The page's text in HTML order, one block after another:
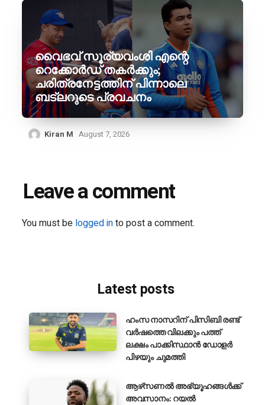
വൈഭവ് സൂര്യവംശി എന്റെ
റെക്കോർഡ് തകർക്കും;
ചരിത്രനേട്ടത്തിന് പിന്നാലെ
ബട്‌ലറുടെ പ്രവചനം
Kiran M August 7, 2026
Leave a comment
You must be logged into post a comment.
Latest posts
ഹംസ നാസറിന് പിസിബി രണ്ട്
വർഷത്തെ വിലക്കും പത്ത്
ലക്ഷം പാക്കിസ്ഥാൻ ഡോളർ
പിഴയും ചുമത്തി
ആഴ്‌സണൽ അഭ്യൂഹങ്ങൾക്ക്
അവസാനം: റയൽ